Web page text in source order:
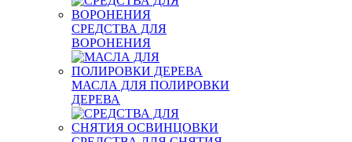
СРЕДСТВА ДЛЯ
ВОРОНЕНИЯ
МАСЛА ДЛЯ ПОЛИРОВКИ
ДЕРЕВА